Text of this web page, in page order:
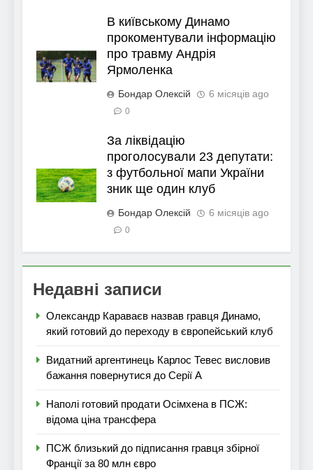
В київському Динамо
прокоментували інформацію
про травму Андрія
Ярмоленка
Бондар Олексій 6 місяців ago
0
За ліквідацію
проголосували 23 депутати:
з футбольної мапи України
зник ще один клуб
Бондар Олексій 6 місяців ago
0
Недавні записи
Олександр Караваєв назвав гравця Динамо,
який готовий до переходу в європейський клуб
Видатний аргентинець Карлос Тевес висловив
бажання повернутися до Серії А
Наполі готовий продати Осімхена в ПСЖ:
відома ціна трансфера
ПСЖ близький до підписання гравця збірної
Франції за 80 млн євро